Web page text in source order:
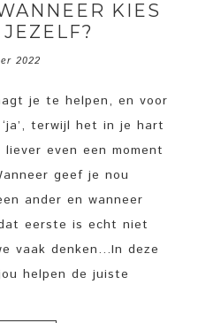
KIES
2022
je te helpen, en voor
terwijl het in je hart
liever even een moment
geef je nou
ander en wanneer
eerste is echt niet
vaak denken...In deze
helpen de juiste